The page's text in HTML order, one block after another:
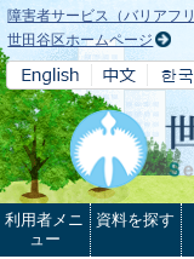
本文へ
障害者サービス（バリアフ
世田谷区ホームページ
利用者メニ
ュー
資料を探す